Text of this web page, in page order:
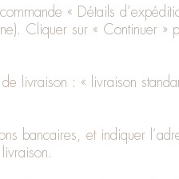
« Détails
Cliquer sur « Continuer »
livraison : « livraison
bancaires, et indiquer